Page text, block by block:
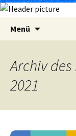
Menü
Archiv
2021